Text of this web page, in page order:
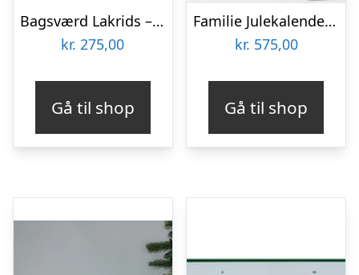
Bagsværd Lakrids – Adventskalender
kr. 275,00
Gå til shop
Familie Julekalender 2026 fra Lakrids by Bülow inkl. gratis Classic lakrids (værdi 99,-)
kr. 575,00
Gå til shop